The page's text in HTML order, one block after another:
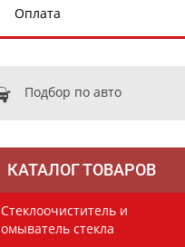
Оплата
Подбор по авто
КАТАЛОГ ТОВАРОВ
Стеклоочиститель и
омыватель стекла